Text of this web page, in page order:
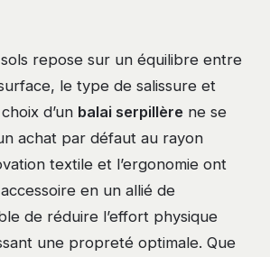
sols repose sur un équilibre entre
le type de salissure et
d’un balai serpillère ne se
achat par défaut au rayon
textile et l’ergonomie ont
en un allié de
de réduire l’effort physique
une propreté optimale. Que